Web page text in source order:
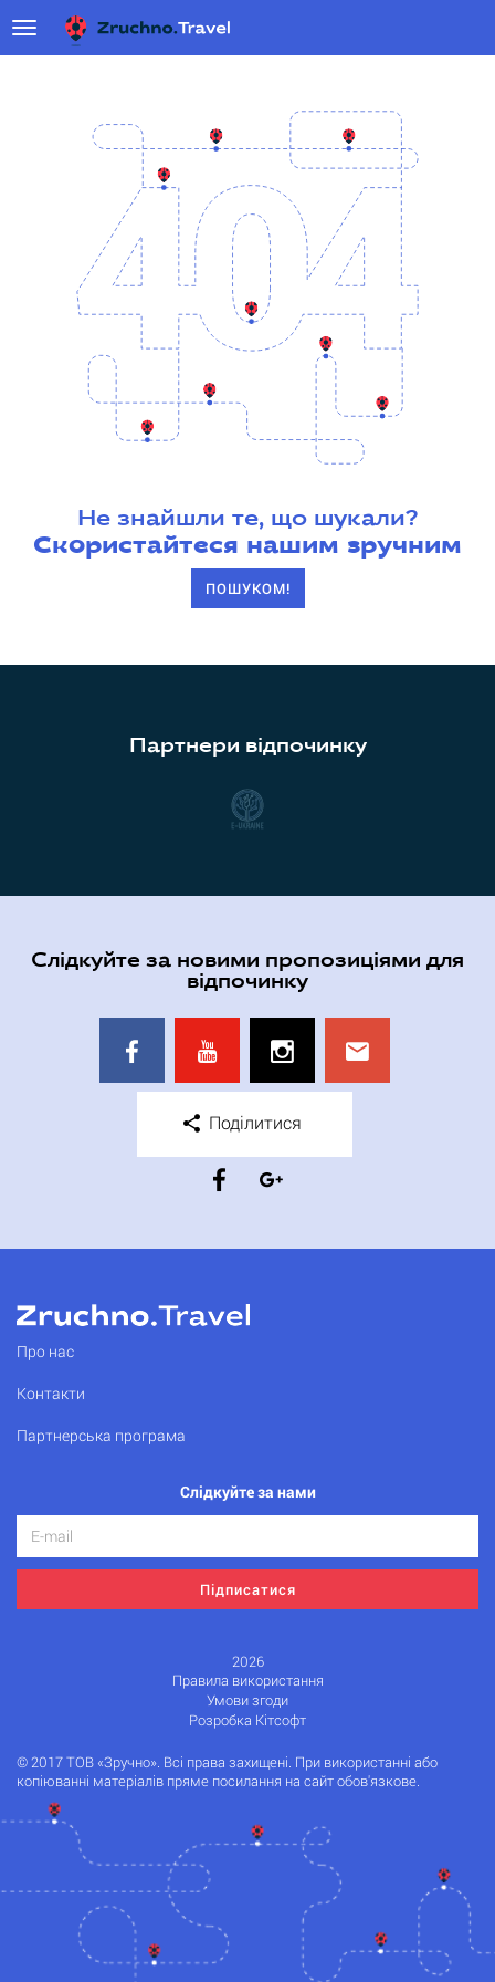
Не знайшли те, що шукали?
Скористайтеся нашим зручним
ПОШУКОМ!
Партнери відпочинку
Слідкуйте за новими пропозиціями для
відпочинку
Поділитися
Про нас
Контакти
Партнерська програма
Слідкуйте за нами
Підписатися
2026
Правила використання
Умови згоди
Розробка Кітсофт
© 2017 ТОВ «Зручно». Всі права захищені. При використанні або
копіюванні матеріалів пряме посилання на сайт обов'язкове.